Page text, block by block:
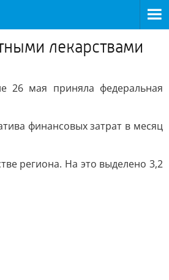
лекарствами
26 мая приняла федеральная
финансовых затрат в месяц
региона. На это выделено 3,2